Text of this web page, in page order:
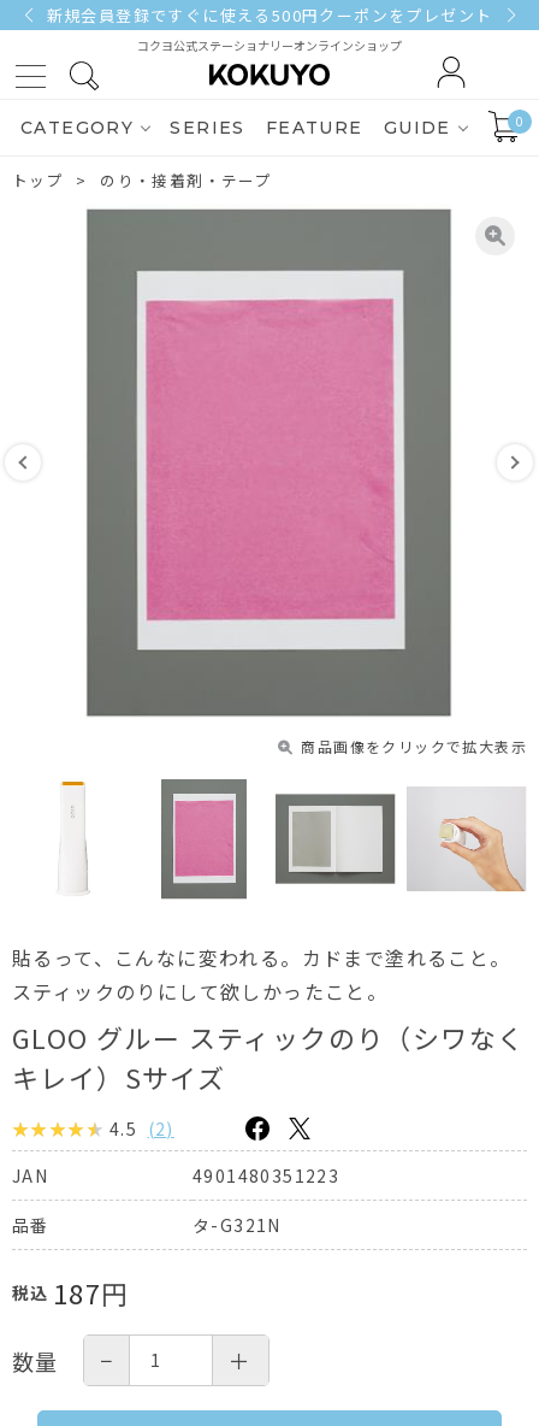
3,000円（税込）以上ご購入で送料無料
コクヨ公式ステーショナリーオンラインショップ
CATEGORY SERIES FEATURE GUIDE 0
トップ のり・接着剤・テープ
商品画像をクリックで拡大表示
貼るって、こんなに変われる。カドまで塗れること。
スティックのりにして欲しかったこと。
GLOO グルー スティックのり（シワなく
キレイ）Sサイズ
4.5 (2)
JAN
4901480351223
品番 タ-G321N
税込 187円
数量 − ＋